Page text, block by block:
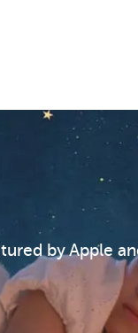
by Apple